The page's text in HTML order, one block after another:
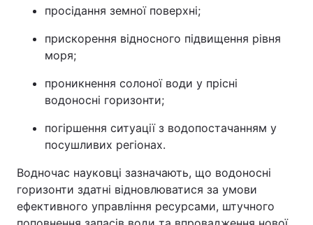
просідання земної поверхні;
прискорення відносного підвищення рівня
моря;
проникнення солоної води у прісні
водоносні горизонти;
погіршення ситуації з водопостачанням у
посушливих регіонах.
Водночас науковці зазначають, що водоносні
горизонти здатні відновлюватися за умови
ефективного управління ресурсами, штучного